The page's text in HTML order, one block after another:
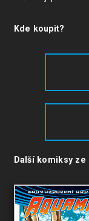
Kde koupit?
Další komiksy